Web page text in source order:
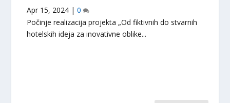
Apr 15, 2024 |0
Počinje realizacija projekta „Od fiktivnih do stvarnih
hotelskih ideja za inovativne oblike...